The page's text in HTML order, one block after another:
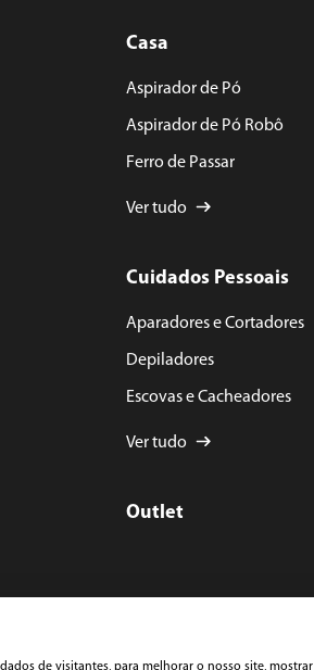
Casa
Aspirador de Pó
Aspirador de Pó Robô
Ferro de Passar
Ver tudo
Cuidados Pessoais
Aparadores e Cortadores
Depiladores
Escovas e Cacheadores
Ver tudo
Outlet
©️ Copyright 2025
de visitantes, para melhorar o nosso site,